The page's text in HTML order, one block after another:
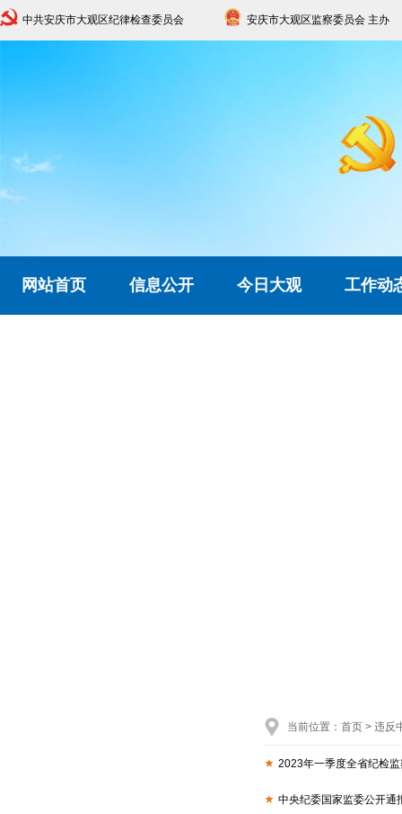
中共安庆市大观区纪律检查委员会 安庆市大观区监察委员会 主办
网站首页 信息公开 今日大观 工作动
当前位置： 首页 > 违反
2023年一季度全省纪检
中央纪委国家监委公开通